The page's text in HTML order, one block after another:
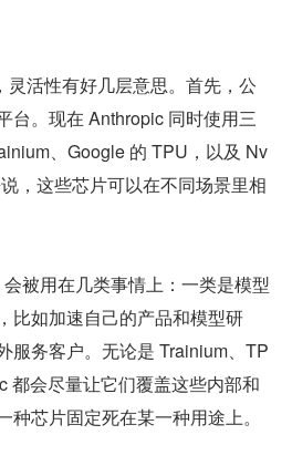
活性有好几层意思。首先，公
台。现在 Anthropic 同时使用三
、Google 的 TPU，以及 Nv
，这些芯片可以在不同场景里相
被用在几类事情上：一类是模型
比如加速自己的产品和模型研
服务客户。无论是 Trainium、TP
都会尽量让它们覆盖这些内部和
芯片固定死在某一种用途上。